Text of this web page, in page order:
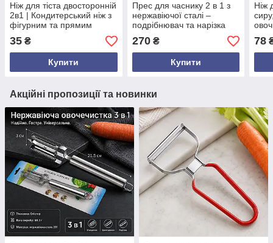
Ніж для тіста двосторонній
2в1 | Кондитерський ніж з
фігурним та прямим
лезом | Нержавіюча сталь,
пластикове руків’я,
Україна
35 ₴
Купити
Прес для часнику 2 в 1 з
нержавіючої сталі –
подрібнювач та нарізка
кухонний гаджет
270₴
Купити
Ніж
78
Акційні пропозиції та новинки